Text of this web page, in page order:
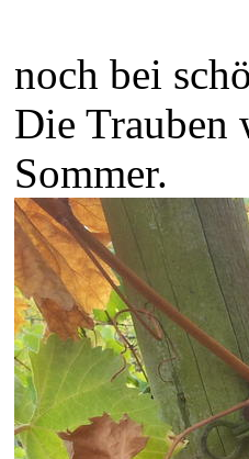
noch bei
Die Trauben
Sommer.